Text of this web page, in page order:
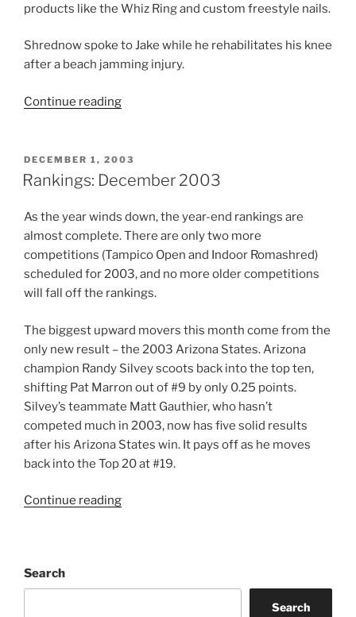
products like the Whiz Ring and custom freestyle nails.
Shrednow spoke to Jake while he rehabilitates his knee
after a beach jamming injury.
Continue reading
Your
Older
POSTED
ON
DECEMBER 1, 2003
Rankings: December 2003
As the year winds down, the year-end rankings are
almost complete. There are only two more
competitions (Tampico Open and Indoor Romashred)
scheduled for 2003, and no more older competitions
will fall off the rankings.
The biggest upward movers this month come from the
only new result – the 2003 Arizona States. Arizona
champion Randy Silvey scoots back into the top ten,
shifting Pat Marron out of #9 by only 0.25 points.
Silvey’s teammate Matt Gauthier, who hasn’t
competed much in 2003, now has five solid results
after his Arizona States win. It pays off as he moves
back into the Top 20 at #19.
Continue reading
Search
Search